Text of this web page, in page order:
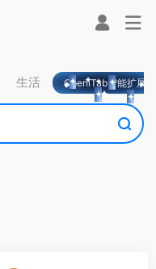
生活 OpeniTab智能扩展